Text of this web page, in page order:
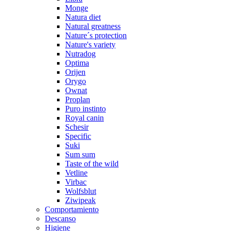
Monge
Natura diet
Natural greatness
Nature´s protection
Nature's variety
Nutradog
Optima
Orijen
Orygo
Ownat
Proplan
Puro instinto
Royal canin
Schesir
Specific
Suki
Sum sum
Taste of the wild
Vetline
Virbac
Wolfsblut
Ziwipeak
Comportamiento
Descanso
Higiene